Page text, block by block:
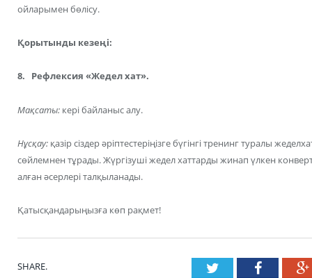
ойларымен бөлісу.
Қорытынды кезеңі:
8. Рефлексия «Жедел хат».
Мақсаты: кері байланыс алу.
Нұсқау: қазір сіздер әріптестеріңізге бүгінгі тренинг туралы
сөйлемнен тұрады. Жүргізуші жедел хаттарды жинап үлкен
алған әсерлері талқыланады.
Қатысқандарыңызға көп рақмет!
SHARE. Twitter